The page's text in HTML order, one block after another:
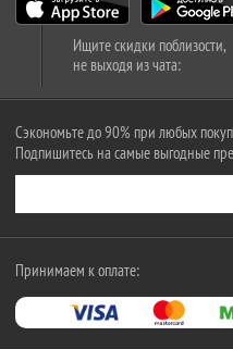
Ищите скидки поблизости,
не выходя из чата:
Сэкономьте до 90% при любых
Подпишитесь на самые выгодные
Принимаем к оплате: